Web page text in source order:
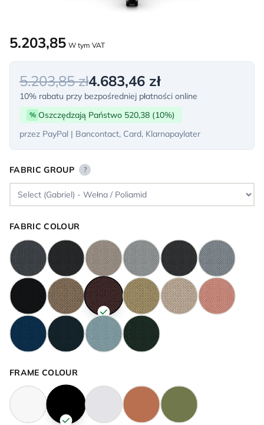
5.203,85 W tym VAT
5.203,85 zł4.683,46 zł
10% rabatu przy bezpośredniej płatności online
% Oszczędzają Państwo 520,38 (10%)
przez PayPal | Bancontact, Card, Klarnapaylater
FABRIC GROUP ?
FABRIC COLOUR
FRAME COLOUR